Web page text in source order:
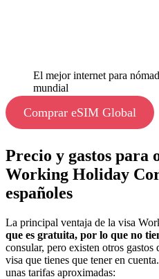
El mejor internet para
mundial
Comprar eSIM Global
Precio y gastos para
Working Holiday
españoles
La principal ventaja de la visa
que es gratuita, por lo que no
consular, pero existen otros
visa que tienes que tener en
unas tarifas aproximadas: